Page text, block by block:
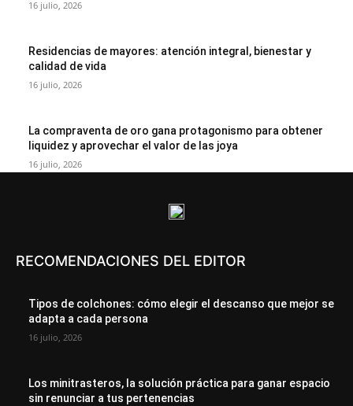
16 julio, 2026
Residencias de mayores: atención integral, bienestar y
calidad de vida
16 julio, 2026
La compraventa de oro gana protagonismo para obtener
liquidez y aprovechar el valor de las joya
16 julio, 2026
RECOMENDACIONES DEL EDITOR
Tipos de colchones: cómo elegir el descanso que mejor se
adapta a cada persona
16 julio, 2026
Los minitrasteros, la solución práctica para ganar espacio
sin renunciar a tus pertenencias